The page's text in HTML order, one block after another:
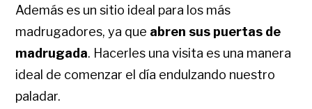
Además es un sitio ideal para los más
madrugadores, ya que abren sus puertas de
madrugada. Hacerles una visita es una manera
ideal de comenzar el día endulzando nuestro
paladar.